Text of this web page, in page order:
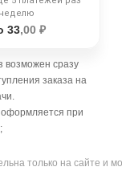
33,00 ₽
возможен сразу
заказа на
оформляется при
только на сайте и